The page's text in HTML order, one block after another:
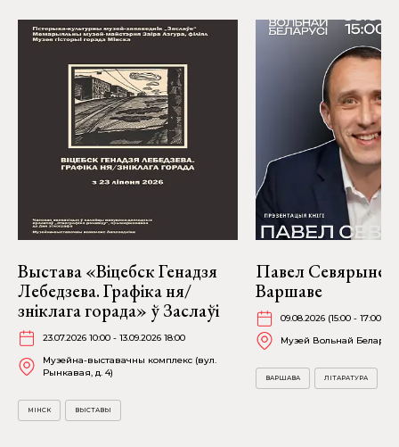
Выстава «Віцебск Генадзя
Лебедзева. Графіка ня/
зніклага горада» ў Заслаўі
23.07.2026 10:00 - 13.09.2026 18:00
Музейна-выставачны комплекс (вул.
Рынкавая, д. 4)
МІНСК ВЫСТАВЫ
Павел Севярынец
Варшаве
09.08.2026 (15:00 - 17:00)
Музей Вольнай Беларусі
ВАРШАВА ЛІТАРАТУРА